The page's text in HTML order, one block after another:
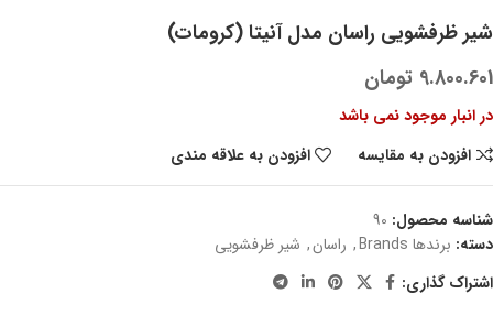
شیر ظرفشویی راسان مدل آنیتا (کرومات)
9.800.601 تومان
در انبار موجود نمی باشد
افزودن به مقایسه
افزودن به علاقه مندی
شناسه محصول: 90
دسته: برندها Brands , راسان, شیر ظرفشویی
اشتراک گذاری: